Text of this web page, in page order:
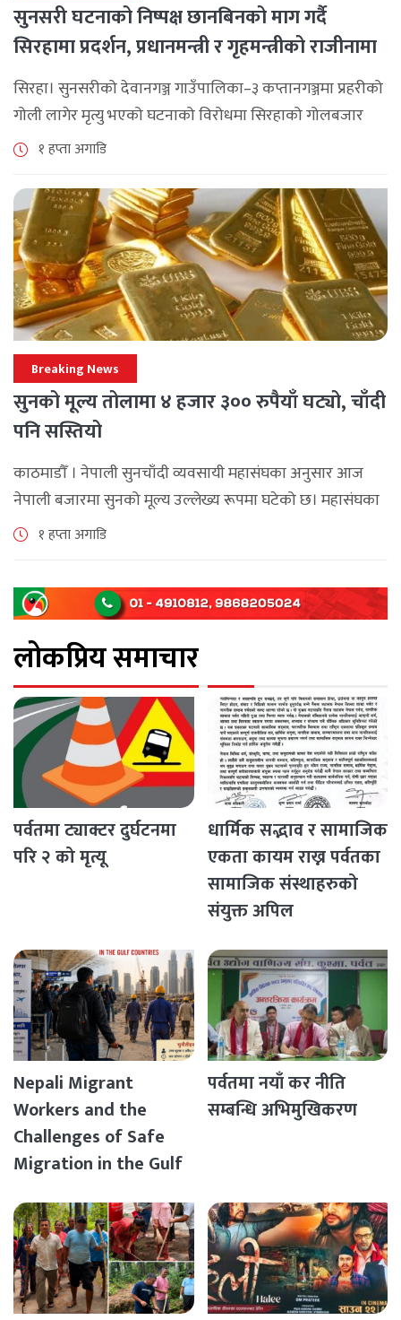
सुनसरी घटनाको निष्पक्ष छानबिनको माग गर्दै
सिरहामा प्रदर्शन, प्रधानमन्त्री र गृहमन्त्रीको राजीनामा
माग
सिरहा। सुनसरीको देवानगञ्ज गाउँपालिका–३ कप्तानगञ्जमा प्रहरीको
गोली लागेर मृत्यु भएको घटनाको विरोधमा सिरहाको गोलबजार
नगरपालिका–८ पुरानो चोक चोहर्वामा स्थानीयले प्रदर्शन गरेका
पश्चिम राजमार्ग अवरुद्ध [...]
१ हप्ता अगाडि
Breaking News
सुनको मूल्य तोलामा ४ हजार ३०० रुपैयाँ घट्यो, चाँदी
पनि सस्तियो
काठमाडौँ । नेपाली सुनचाँदी व्यवसायी महासंघका अनुसार आज
नेपाली बजारमा सुनको मूल्य उल्लेख्य रूपमा घटेको छ। महासंघका
अनुसार छापावाल सुनको मूल्य आज प्रतितोला दुई लाख ८४ हजार
१ हप्ता अगाडि
लोकप्रिय समाचार
पर्वतमा ट्याक्टर दुर्घटनमा
परि २ को मृत्यू
धार्मिक सद्भाव र सामाजिक
एकता कायम राख्न पर्वतका
सामाजिक संस्थाहरुको
संयुक्त अपिल
Nepali Migrant
Workers and the
Challenges of Safe
Migration in the Gulf
पर्वतमा नयाँ कर नीति
सम्बन्धि अभिमुखिकरण